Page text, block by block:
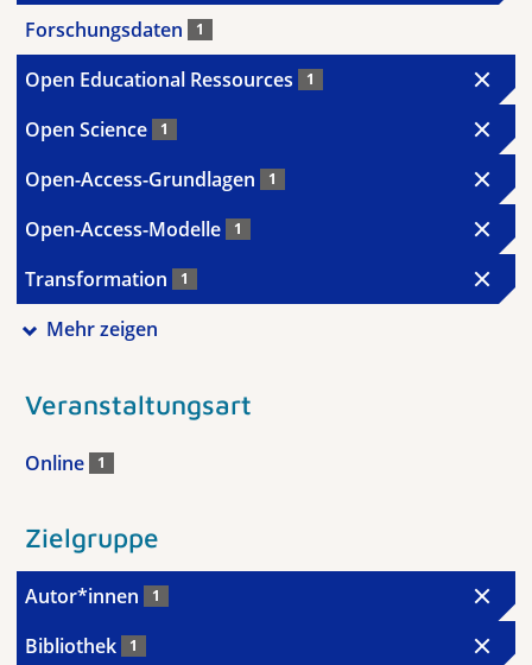
Forschungsdaten 1
Open Educational Ressources 1
Open Science 1
Open-Access-Grundlagen 1
Open-Access-Modelle 1
Transformation 1
Mehr zeigen
Veranstaltungsart
Online 1
Zielgruppe
Autor*innen 1
Bibliothek 1